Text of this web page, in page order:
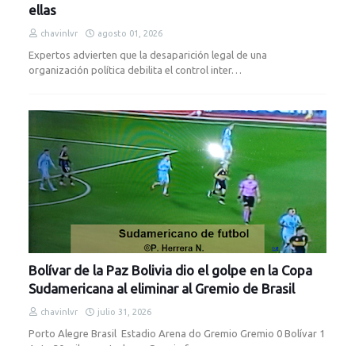
ellas
chavinlvr agosto 01, 2026
Expertos advierten que la desaparición legal de una
organización política debilita el control inter…
Bolívar de la Paz Bolivia dio el golpe en la Copa
Sudamericana al eliminar al Gremio de Brasil
chavinlvr julio 31, 2026
Porto Alegre Brasil Estadio Arena do Gremio Gremio 0 Bolívar 1